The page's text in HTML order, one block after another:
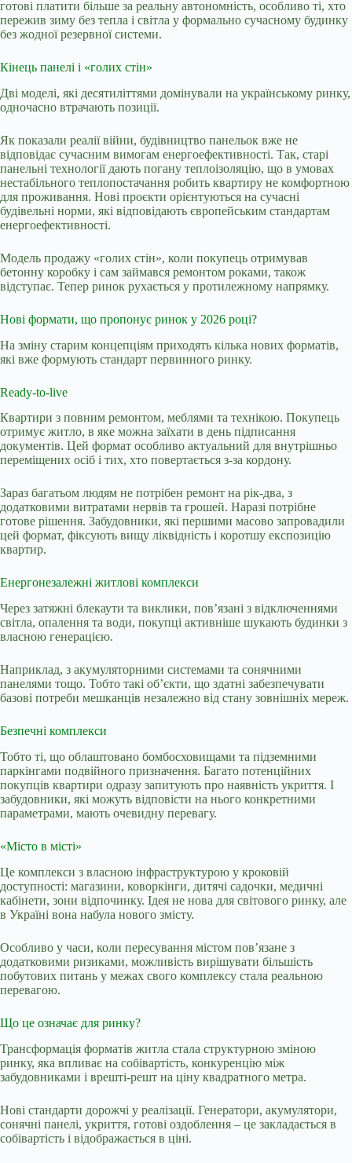
готові платити більше за реальну автономність, особливо ті, хто
пережив зиму без тепла і світла у формально сучасному будинку
без жодної резервної системи.
Кінець панелі і «голих стін»
Дві моделі, які десятиліттями домінували на українському ринку,
одночасно втрачають позиції.
Як показали реалії війни, будівництво панельок вже не
відповідає сучасним вимогам енергоефективності. Так, старі
панельні технології дають погану теплоізоляцію, що в умовах
нестабільного теплопостачання робить квартиру не комфортною
для проживання. Нові проєкти орієнтуються на сучасні
будівельні норми, які відповідають європейським стандартам
енергоефективності.
Модель продажу «голих стін», коли покупець отримував
бетонну коробку і сам займався ремонтом роками, також
відступає. Тепер ринок рухається у протилежному напрямку.
Нові формати, що пропонує ринок у 2026 році?
На зміну старим концепціям приходять кілька нових форматів,
які вже формують стандарт первинного ринку.
Ready-to-live
Квартири з повним ремонтом, меблями та технікою. Покупець
отримує житло, в яке можна заїхати в день підписання
документів. Цей формат особливо актуальний для внутрішньо
переміщених осіб і тих, хто повертається з-за кордону.
Зараз багатьом людям не потрібен ремонт на рік-два, з
додатковими витратами нервів та грошей. Наразі потрібне
готове рішення. Забудовники, які першими масово запровадили
цей формат, фіксують вищу ліквідність і коротшу експозицію
квартир.
Енергонезалежні житлові комплекси
Через затяжні блекаути та виклики, пов’язані з відключеннями
світла, опалення та води, покупці активніше шукають будинки з
власною генерацією.
Наприклад, з акумуляторними системами та сонячними
панелями тощо. Тобто такі об’єкти, що здатні забезпечувати
базові потреби мешканців незалежно від стану зовнішніх мереж.
Безпечні комплекси
Тобто ті, що облаштовано бомбосховищами та підземними
паркінгами подвійного призначення. Багато потенційних
покупців квартири одразу запитують про наявність укриття. І
забудовники, які можуть відповісти на нього конкретними
параметрами, мають очевидну перевагу.
«Місто в місті»
Це комплекси з власною інфраструктурою у кроковій
доступності: магазини, коворкінги, дитячі садочки, медичні
кабінети, зони відпочинку. Ідея не нова для світового ринку, але
в Україні вона набула нового змісту.
Особливо у часи, коли пересування містом пов’язане з
додатковими ризиками, можливість вирішувати більшість
побутових питань у межах свого комплексу стала реальною
перевагою.
Що це означає для ринку?
Трансформація форматів житла стала структурною зміною
ринку, яка впливає на собівартість, конкуренцію між
забудовниками і врешті-решт на ціну квадратного метра.
Нові стандарти дорожчі у реалізації. Генератори, акумулятори,
сонячні панелі, укриття, готові оздоблення – це закладається в
собівартість і відображається в ціні.